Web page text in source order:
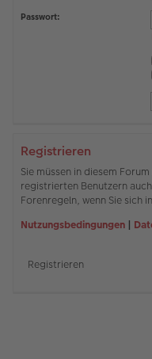
Passwort:
Registrieren
Sie müssen in diesem
registrierten Benutzern
Forenregeln, wenn Sie sich
Nutzungsbedingungen |
Registrieren